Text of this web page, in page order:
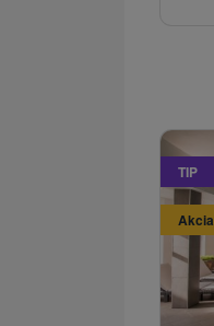
TIP
Akcia